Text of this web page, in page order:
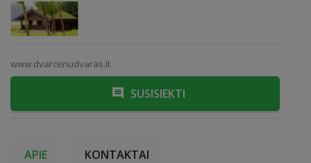
www.dvarcenudvaras.lt
SUSISIEKTI
APIE KONTAKTAI